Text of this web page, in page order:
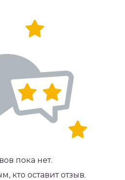
пока нет.
кто оставит отзыв.